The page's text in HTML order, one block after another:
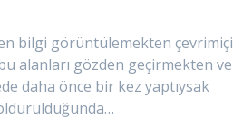
bilgi görüntülemekten çevrimiçi
alanları gözden geçirmekten ve
daha önce bir kez yaptıysak